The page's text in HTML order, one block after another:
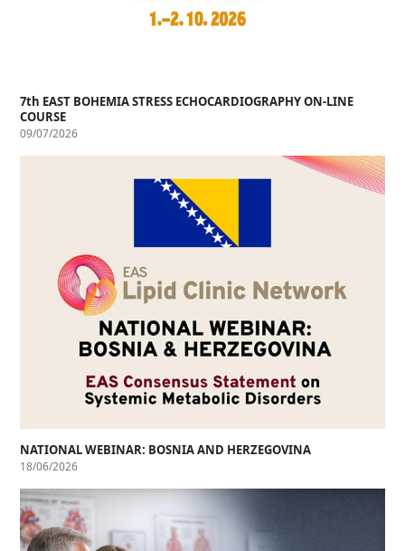
7th EAST BOHEMIA STRESS ECHOCARDIOGRAPHY ON-LINE
COURSE
09/07/2026
NATIONAL WEBINAR: BOSNIA AND HERZEGOVINA
18/06/2026